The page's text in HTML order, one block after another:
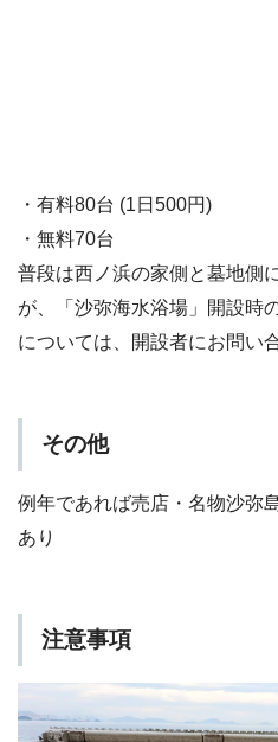
・有料80台 (1日500円)
・無料70台
普段は西ノ浜の家側と墓地側
が、「沙弥海水浴場」開設時
については、開設者にお問い
その他
例年であれば売店・名物沙弥
あり
注意事項